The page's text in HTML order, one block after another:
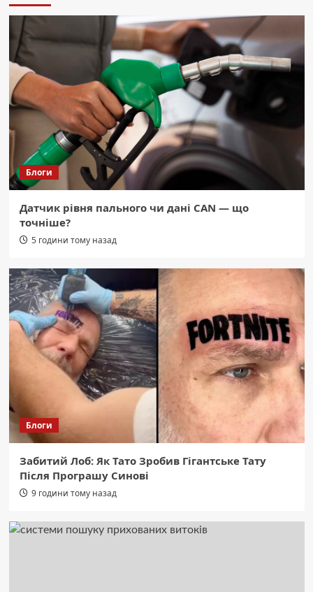
організму.
4
Область
СБУ: Ворог розставив “медові пастки”
для українських військових.
5
Область
Ожина: мало калорій, багато
клітковини. Користь та смачні способи
їсти.
Область
спіймані на фіктивних мобілізаціях у
2
Область
Буковина: Новий оглядовий
майданчик з бінокуляром подарує
краєвиди Чернівців
3
Область
Екстремальна спека: 13 порад, як
полегшити її перебіг для вашого
організму.
СБУ: Ворог розставив “медові пастки”
для українських військових.
Ожина: мало калорій, багато
Блоги
Датчик рівня пального чи дані CAN — що
точніше?
5 години тому назад
Блоги
Забитий Лоб: Як Тато Зробив Гігантське Тату
Після Програшу Синові
9 години тому назад